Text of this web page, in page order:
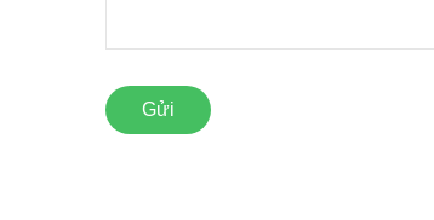
Gửi